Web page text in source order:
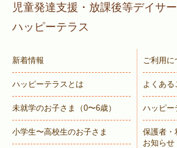
児童発達支援・放課後等デイサ
ハッピーテラス
新着情報
ハッピーテラスとは
未就学のお子さま （0〜6歳）
小学生〜高校生のお子さま
ご利用に
よくある
ハッピー
保護者・
お知らせ